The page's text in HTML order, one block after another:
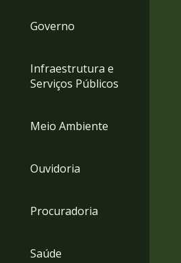
Governo
Infraestrutura e
Serviços Públicos
Meio Ambiente
Ouvidoria
Procuradoria
Saúde